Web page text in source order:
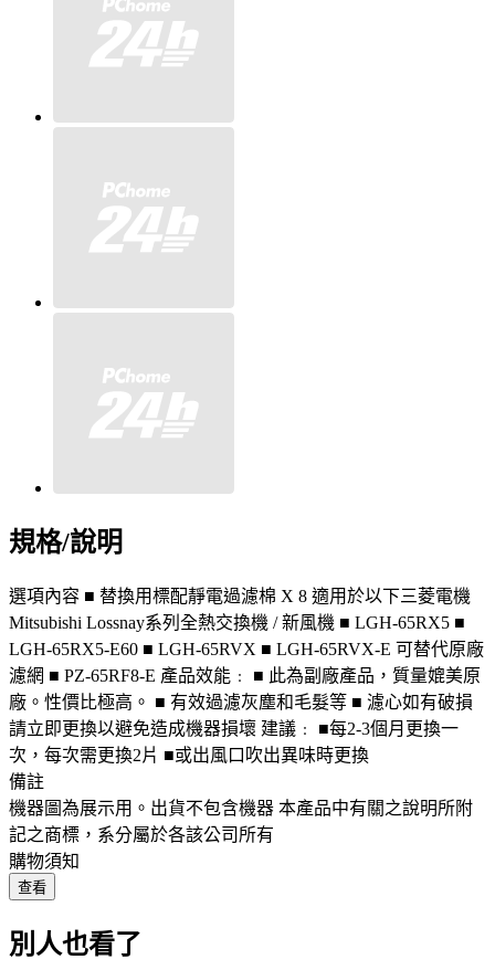
規格/說明
選項內容 ■ 替換用標配靜電過濾棉 X 8 適用於以下三菱電機
Mitsubishi Lossnay系列全熱交換機 / 新風機 ■ LGH-65RX5 ■
LGH-65RX5-E60 ■ LGH-65RVX ■ LGH-65RVX-E 可替代原廠
濾網 ■ PZ-65RF8-E 產品效能﹕ ■ 此為副廠產品，質量媲美原
廠。性價比極高。 ■ 有效過濾灰塵和毛髮等 ■ 濾心如有破損
請立即更換以避免造成機器損壞 建議﹕ ■每2-3個月更換一
次，每次需更換2片 ■或出風口吹出異味時更換
備註
機器圖為展示用。出貨不包含機器 本產品中有關之說明所附
記之商標，系分屬於各該公司所有
購物須知
查看
別人也看了